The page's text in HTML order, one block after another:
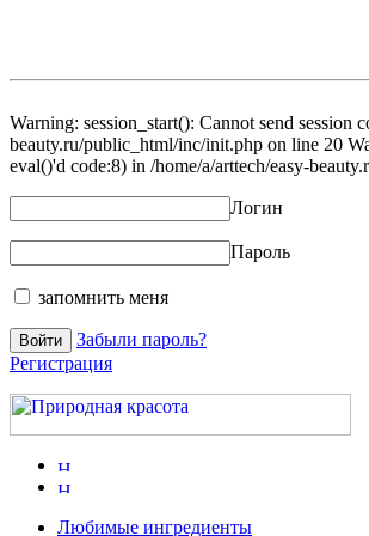
Warning: session_start(): Cannot send session
beauty.ru/public_html/inc/init.php on line 20
eval()'d code:8) in /home/a/arttech/easy-
Логин
Пароль
запомнить меня
Забыли пароль?
Регистрация
Любимые ингредиенты